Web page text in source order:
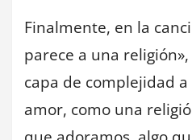
Finalmente, en la
parece a una
capa de complejidad
amor, como una